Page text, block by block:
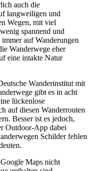
auch die
langweiligen und
Wegen, mit viel
spannend und
auf Wanderungen
Wanderwege eher
eine intakte Natur
Wanderinstitut mit
gibt es in acht
lückenlose
auf diesen Wanderrouten
Besser ist es jedoch,
Outdoor-App dabei
Schilder fehlen
Maps nicht